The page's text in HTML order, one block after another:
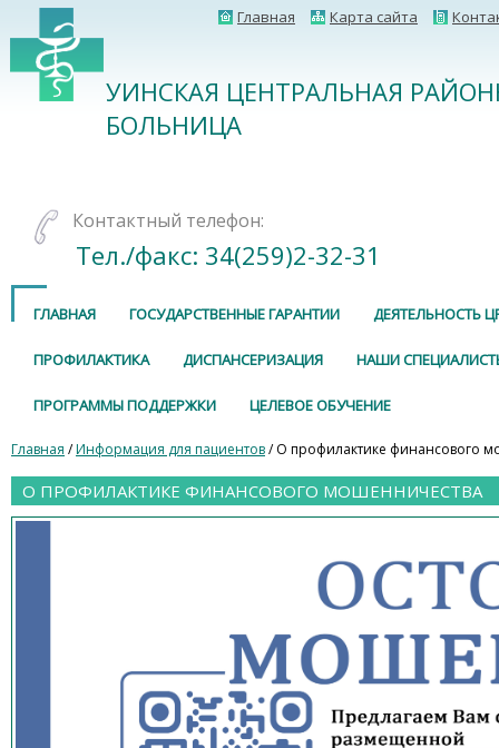
Главная Карта сайта
УИНСКАЯ ЦЕНТРАЛЬНАЯ
БОЛЬНИЦА
Контактный телефон:
Тел./факс: 34(259)2-32-31
ГЛАВНАЯ ГОСУДАРСТВЕННЫЕ ГАРАНТИИ ДЕЯТЕЛЬНОСТЬ
ПРОФИЛАКТИКА ДИСПАНСЕРИЗАЦИЯ НАШИ
ПРОГРАММЫ ПОДДЕРЖКИ ЦЕЛЕВОЕ ОБУЧЕНИЕ
Главная /Информация для пациентов/ О профилактике финансового
О ПРОФИЛАКТИКЕ ФИНАНСОВОГО МОШЕННИЧЕСТВА